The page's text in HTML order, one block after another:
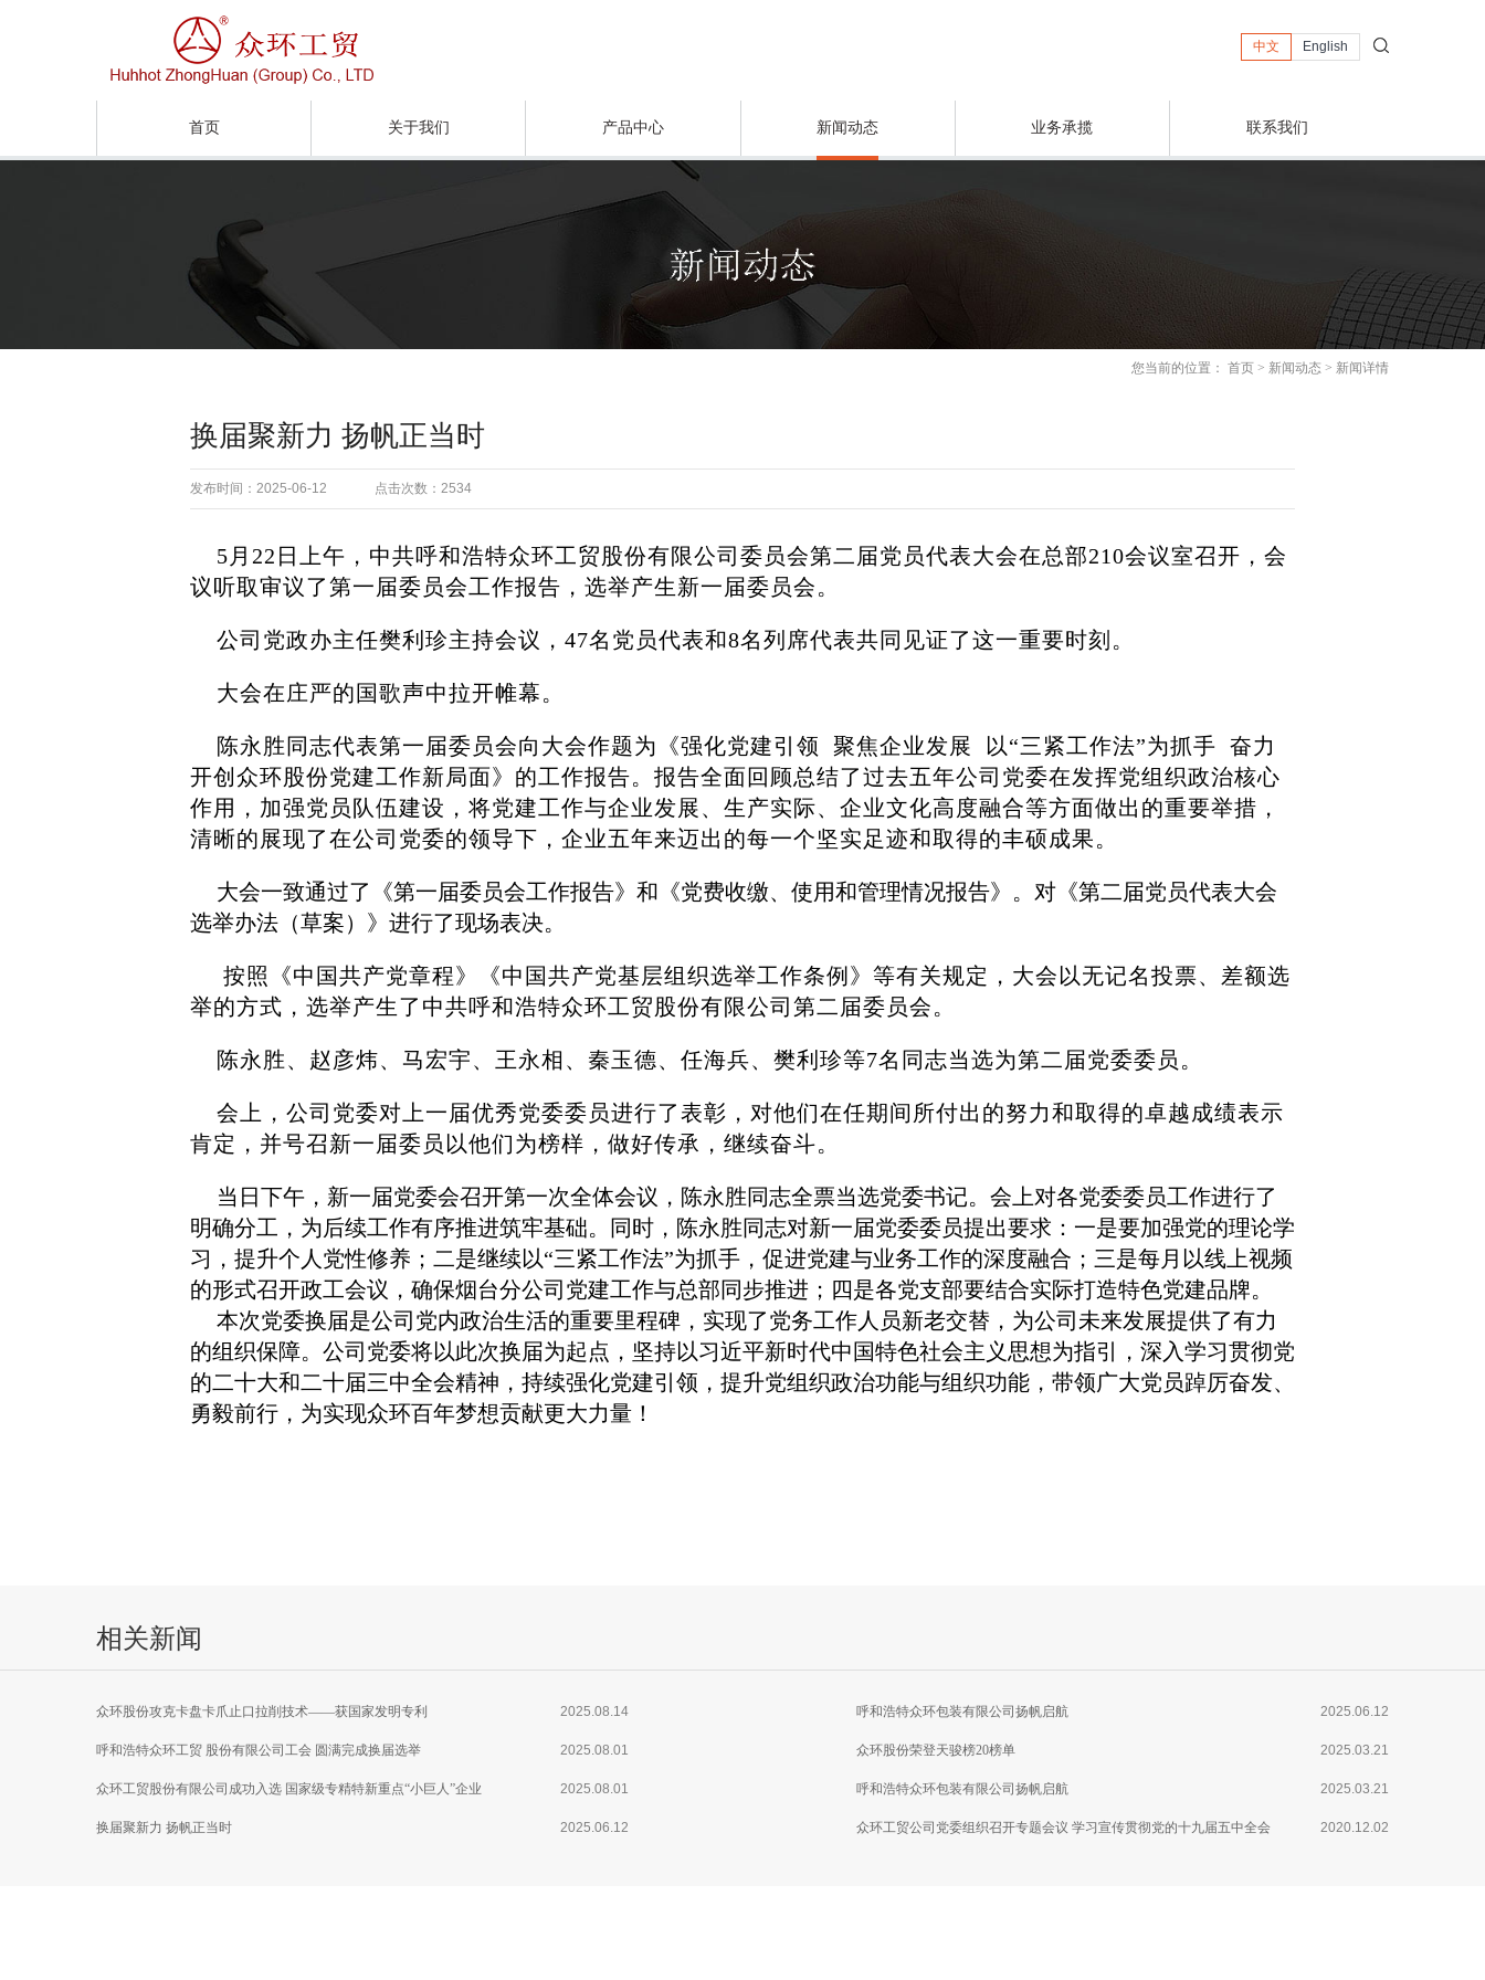
中文 English
首页 关于我们 产品中心 新闻动态 业务承揽 联系我们
您当前的位置： 首页 > 新闻动态 > 新闻详情
换届聚新力 扬帆正当时
发布时间：2025-06-12 点击次数：2534
5月22日上午，中共呼和浩特众环工贸股份有限公司委员会第二届党员代表大会在总部210会议室召开，会
议听取审议了第一届委员会工作报告，选举产生新一届委员会。
公司党政办主任樊利珍主持会议，47名党员代表和8名列席代表共同见证了这一重要时刻。
大会在庄严的国歌声中拉开帷幕。
陈永胜同志代表第一届委员会向大会作题为《强化党建引领 聚焦企业发展 以“三紧工作法”为抓手 奋力
开创众环股份党建工作新局面》的工作报告。报告全面回顾总结了过去五年公司党委在发挥党组织政治核心
作用，加强党员队伍建设，将党建工作与企业发展、生产实际、企业文化高度融合等方面做出的重要举措，
清晰的展现了在公司党委的领导下，企业五年来迈出的每一个坚实足迹和取得的丰硕成果。
大会一致通过了《第一届委员会工作报告》和《党费收缴、使用和管理情况报告》。对《第二届党员代表大会
选举办法（草案）》进行了现场表决。
按照《中国共产党章程》《中国共产党基层组织选举工作条例》等有关规定，大会以无记名投票、差额选
举的方式，选举产生了中共呼和浩特众环工贸股份有限公司第二届委员会。
陈永胜、赵彦炜、马宏宇、王永相、秦玉德、任海兵、樊利珍等7名同志当选为第二届党委委员。
会上，公司党委对上一届优秀党委委员进行了表彰，对他们在任期间所付出的努力和取得的卓越成绩表示
肯定，并号召新一届委员以他们为榜样，做好传承，继续奋斗。
当日下午，新一届党委会召开第一次全体会议，陈永胜同志全票当选党委书记。会上对各党委委员工作进行了
明确分工，为后续工作有序推进筑牢基础。同时，陈永胜同志对新一届党委委员提出要求：一是要加强党的理论学
习，提升个人党性修养；二是继续以“三紧工作法”为抓手，促进党建与业务工作的深度融合；三是每月以线上视频
的形式召开政工会议，确保烟台分公司党建工作与总部同步推进；四是各党支部要结合实际打造特色党建品牌。
本次党委换届是公司党内政治生活的重要里程碑，实现了党务工作人员新老交替，为公司未来发展提供了有力
的组织保障。公司党委将以此次换届为起点，坚持以习近平新时代中国特色社会主义思想为指引，深入学习贯彻党
的二十大和二十届三中全会精神，持续强化党建引领，提升党组织政治功能与组织功能，带领广大党员踔厉奋发、
勇毅前行，为实现众环百年梦想贡献更大力量！
相关新闻
众环股份攻克卡盘卡爪止口拉削技术——获国家发明专利 2025.08.14
呼和浩特众环工贸 股份有限公司工会 圆满完成换届选举 2025.08.01
众环工贸股份有限公司成功入选 国家级专精特新重点“小巨人”企业 2025.08.01
换届聚新力 扬帆正当时 2025.06.12
呼和浩特众环包装有限公司扬帆启航 2025.06.12
众环股份荣登天骏榜20榜单 2025.03.21
呼和浩特众环包装有限公司扬帆启航 2025.03.21
众环工贸公司党委组织召开专题会议 学习宣传贯彻党的十九届五中全会 2020.12.02